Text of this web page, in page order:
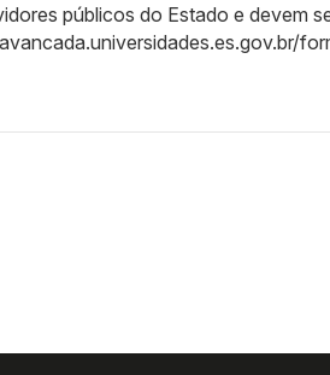
públicos do Estado e devem